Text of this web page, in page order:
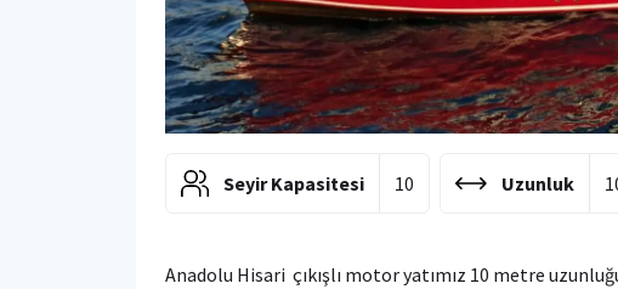
Seyir Kapasitesi 10 Uzunluk
Anadolu Hisari çıkışlı motor yatımız 10 metre